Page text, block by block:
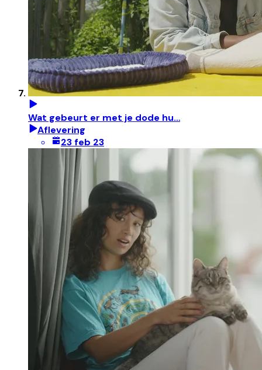
Wat gebeurt er met je dode hu…
Aflevering
23 feb 23